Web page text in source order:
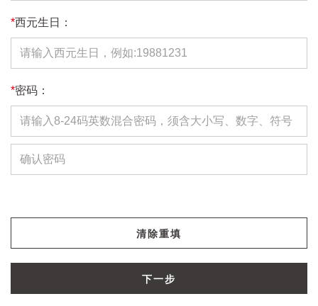
*西元生日：
*密码：